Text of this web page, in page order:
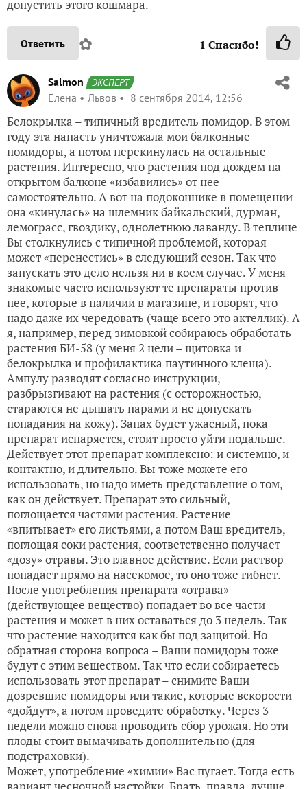
допустить этого кошмара.
Ответить ✿ 1 Спасибо!
Salmon ЭКСПЕРТ
Елена Львов 8 сентября 2014, 12:56
Белокрылка – типичный вредитель помидор. В этом
году эта напасть уничтожала мои балконные
помидоры, а потом перекинулась на остальные
растения. Интересно, что растения под дождем на
открытом балконе «избавились» от нее
самостоятельно. А вот на подоконнике в помещении
она «кинулась» на шлемник байкальский, дурман,
лемограсс, гвоздику, однолетнюю лаванду. В теплице
Вы столкнулись с типичной проблемой, которая
может «перенестись» в следующий сезон. Так что
запускать это дело нельзя ни в коем случае. У меня
знакомые часто используют те препараты против
нее, которые в наличии в магазине, и говорят, что
надо даже их чередовать (чаще всего это актеллик). А
я, например, перед зимовкой собираюсь обработать
растения БИ-58 (у меня 2 цели – щитовка и
белокрылка и профилактика паутинного клеща).
Ампулу разводят согласно инструкции,
разбрызгивают на растения (с осторожностью,
стараются не дышать парами и не допускать
попадания на кожу). Запах будет ужасный, пока
препарат испаряется, стоит просто уйти подальше.
Действует этот препарат комплексно: и системно, и
контактно, и длительно. Вы тоже можете его
использовать, но надо иметь представление о том,
как он действует. Препарат это сильный,
поглощается частями растения. Растение
«впитывает» его листьями, а потом Ваш вредитель,
поглощая соки растения, соответственно получает
«дозу» отравы. Это главное действие. Если раствор
попадает прямо на насекомое, то оно тоже гибнет.
После употребления препарата «отрава»
(действующее вещество) попадает во все части
растения и может в них оставаться до 3 недель. Так
что растение находится как бы под защитой. Но
обратная сторона вопроса – Ваши помидоры тоже
будут с этим веществом. Так что если собираетесь
использовать этот препарат – снимите Ваши
дозревшие помидоры или такие, которые вскорости
«дойдут», а потом проведите обработку. Через 3
недели можно снова проводить сбор урожая. Но эти
плоды стоит вымачивать дополнительно (для
подстраховки).
Может, употребление «химии» Вас пугает. Тогда есть